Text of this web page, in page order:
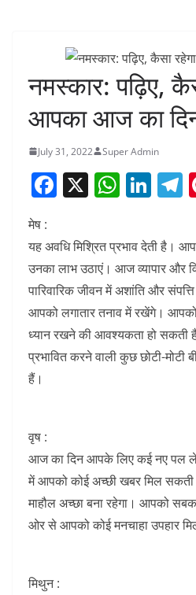
नमस्कार: पढ़िए,
आपका आज का
July 31, 2022 Super Admin
F
c
e
b
o
o
k
X W
at
s
A
p
p
Li
k
e
dI
n
T
e
a
मेष :
यह अवधि मिश्रित प्रभाव देती है।
उनका लाभ उठाएं। आज व्यापार और
पारिवारिक जीवन में अशांति और
आपको लगातार तनाव में रखेंगे।
ध्यान रखने की आवश्यकता हो
प्रभावित करने वाली कुछ छोटी-मोटी
हैं।
वृष :
आज का दिन आपके लिए कई नए पल
में आपको कोई अच्छी खबर मिल
माहौल अच्छा बना रहेगा। आपको
ओर से आपको कोई मनचाहा उपहार
मिथुन :